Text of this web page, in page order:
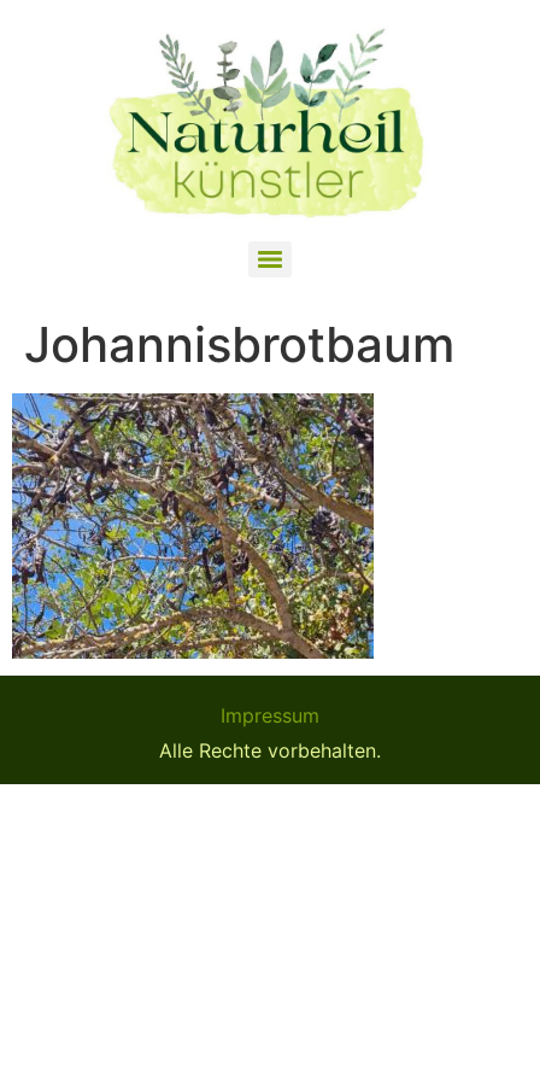
Johannisbrotbaum
Impressum
Alle Rechte vorbehalten.